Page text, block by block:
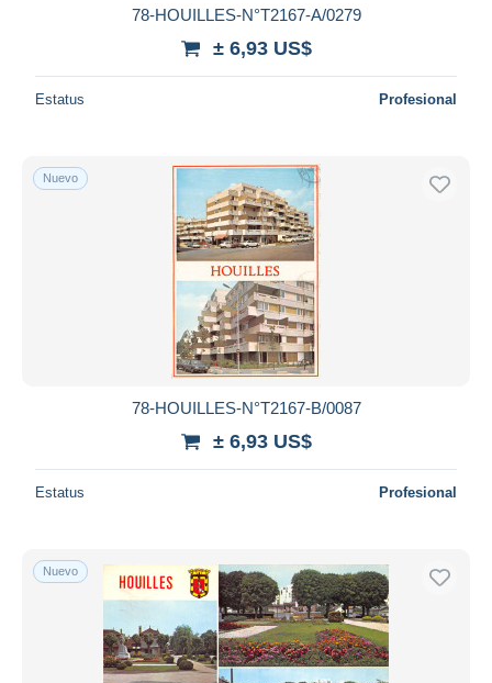
Deseleccionar todo
Mundo entero
Aplicar
78-HOUILLES-N°T2167-A/0279
± 6,93 US$
Estatus Profesional
Nuevo
78-HOUILLES-N°T2167-B/0087
± 6,93 US$
Estatus Profesional
Nuevo